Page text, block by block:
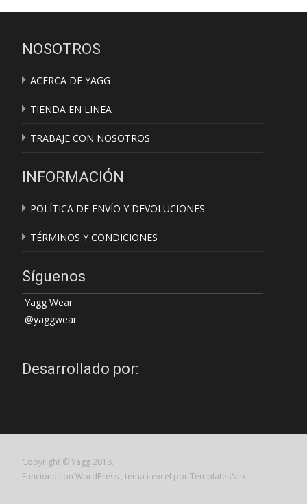
NOSOTROS
ACERCA DE YAGG
TIENDA EN LINEA
TRABAJE CON NOSOTROS
INFORMACIÓN
POLÍTICA DE ENVÍO Y DEVOLUCIONES
TÉRMINOS Y CONDICIONES
Síguenos
Yagg Wear
@yaggwear
Desarrollado por:
Copyright © Yagg 2018.
Funciona con WordPress , tema i-excel por TemplatesNext.